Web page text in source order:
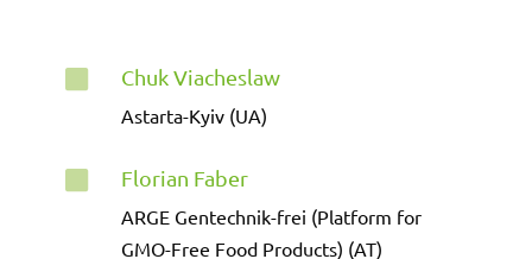
Chuk Viacheslaw
Astarta-Kyiv (UA)
Florian Faber
ARGE Gentechnik-frei (Platform for
GMO-Free Food Products) (AT)